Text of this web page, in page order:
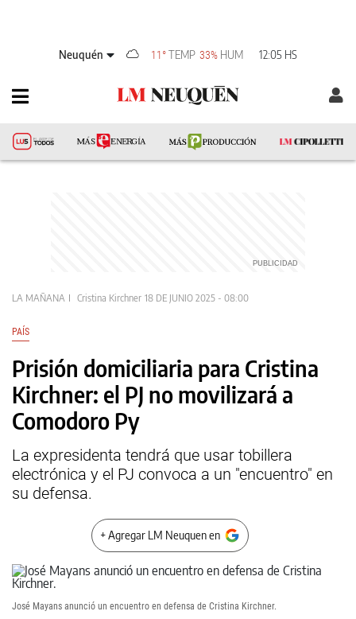
Neuquén 11°TEMP 33% HUM 12:05 HS
LA MAÑANA Cristina Kirchner 18 DE JUNIO 2025 - 08:00
PAÍS
Prisión domiciliaria para Cristina
Kirchner: el PJ no movilizará a
Comodoro Py
La expresidenta tendrá que usar tobillera
electrónica y el PJ convoca a un "encuentro" en
su defensa.
+ Agregar LM Neuquen en
José Mayans anunció un encuentro en defensa de Cristina Kirchner.